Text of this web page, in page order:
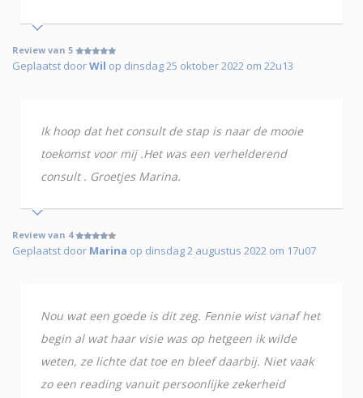
Review van 5
Geplaatst doorWil op dinsdag 25 oktober 2022 om 22u13
Ik hoop dat het consult de stap is naar de mooie
toekomst voor mij .Het was een verhelderend
consult . Groetjes Marina.
Review van 4
Geplaatst door Marina op dinsdag 2 augustus 2022 om 17u07
Nou wat een goede is dit zeg. Fennie wist vanaf het
begin al wat haar visie was op hetgeen ik wilde
weten, ze lichte dat toe en bleef daarbij. Niet vaak
zo een reading vanuit persoonlijke zekerheid